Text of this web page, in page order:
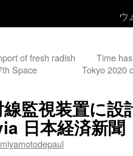
ウ
of fresh radish
Space
Time
Tokyo 2020
線監視装置に
日本経済新聞